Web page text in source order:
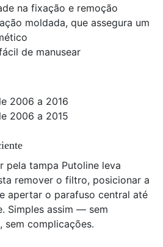
na fixação e remoção
moldada, que assegura um
de manusear
2006 a 2016
2006 a 2015
pela tampa Putoline leva
remover o filtro, posicionar a
apertar o parafuso central até
Simples assim — sem
sem complicações.